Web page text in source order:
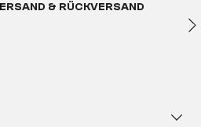
& RÜCKVERSAND